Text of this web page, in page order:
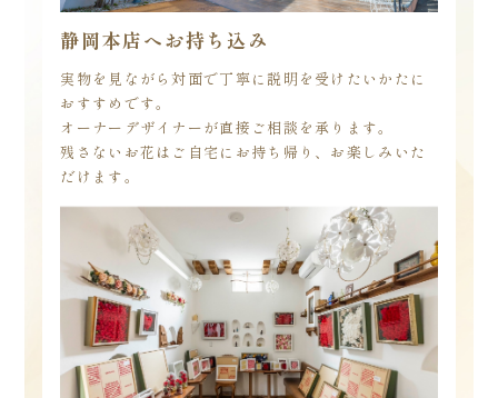
静岡本店へお持ち込み
実物を見ながら対面で丁寧に説明を受けたいかたに
おすすめです。
オーナーデザイナーが直接ご相談を承ります。
残さないお花はご自宅にお持ち帰り、お楽しみいた
だけます。